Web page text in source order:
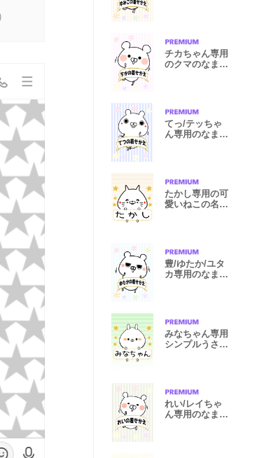
チカちゃん専用
のクマのなまえ
てっ/テッちゃ
ん専用のなまえ
たかし専用の可
愛いねこの名前
豊/ゆたか/ユタ
カ専用のなまえ
みなちゃん専用
シンプルうさぎ
れい/レイちゃ
ん専用のなまえ